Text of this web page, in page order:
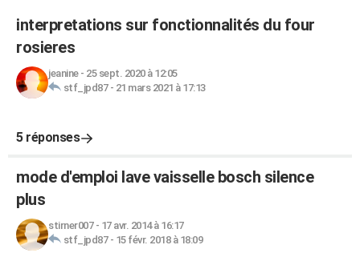
interpretations sur fonctionnalités du four
rosieres
jeanine- 25 sept. 2020 à 12:05
stf_jpd87- 21 mars 2021 à 17:13
5 réponses
mode d'emploi lave vaisselle bosch silence
plus
stirner007- 17 avr. 2014 à 16:17
stf_jpd87- 15 févr. 2018 à 18:09